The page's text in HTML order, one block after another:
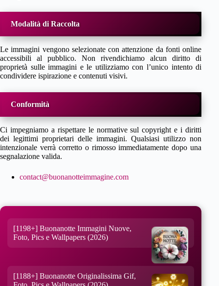
Modalità di Raccolta
Le immagini vengono selezionate con attenzione da fonti online
accessibili al pubblico. Non rivendichiamo alcun diritto di
proprietà sulle immagini e le utilizziamo con l’unico intento di
condividere ispirazione e contenuti visivi.
Conformità
Ci impegniamo a rispettare le normative sul copyright e i diritti
dei legittimi proprietari delle immagini. Qualsiasi utilizzo non
intenzionale verrà corretto o rimosso immediatamente dopo una
segnalazione valida.
contact@buonanotteimmagine.com
[1198+] Buonanotte Immagini Nuove,
Foto, Pics e Wallpapers (2026)
[1188+] Buonanotte Originalissima Gif,